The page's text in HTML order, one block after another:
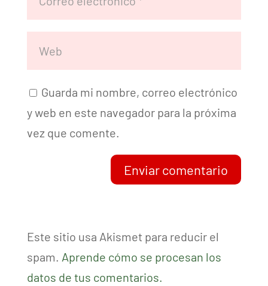
Guarda mi nombre, correo electrónico
y web en este navegador para la próxima
vez que comente.
Enviar comentario
Este sitio usa Akismet para reducir el
spam. Aprende cómo se procesan los
datos de tus comentarios.